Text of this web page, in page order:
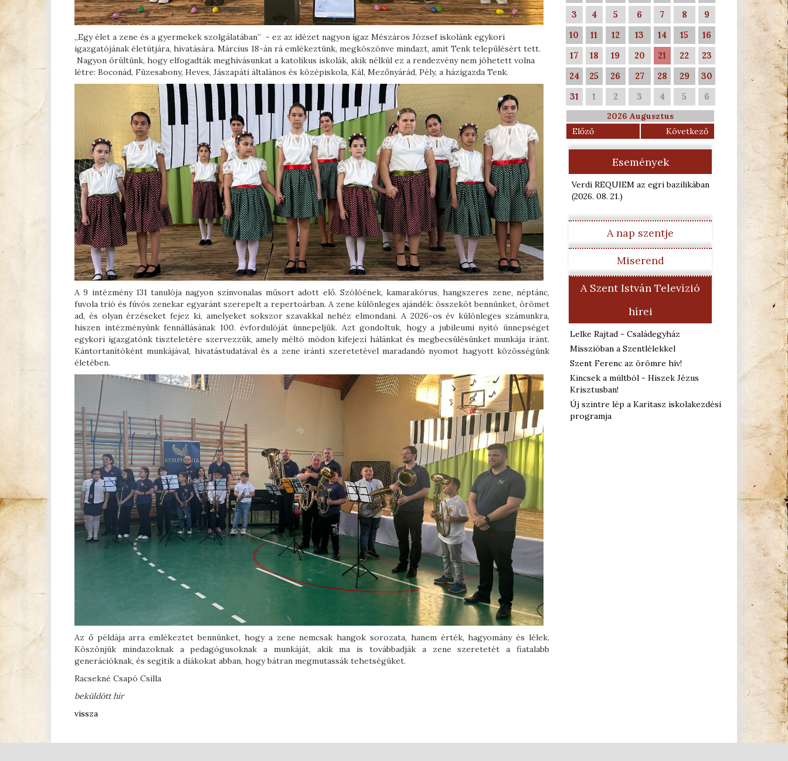
„Egy élet a zene és a gyermekek szolgálatában” - ez az idézet nagyon igaz Mészáros József iskolánk egykori
igazgatójának életútjára, hivatására. Március 18-án rá emlékeztünk, megköszönve mindazt, amit Tenk településért tett.
Nagyon örültünk, hogy elfogadták meghívásunkat a katolikus iskolák, akik nélkül ez a rendezvény nem jöhetett volna
létre: Boconád, Füzesabony, Heves, Jászapáti általános és középiskola, Kál, Mezőnyárád, Pély, a házigazda Tenk.
A 9 intézmény 131 tanulója nagyon színvonalas műsort adott elő. Szólóének, kamarakórus, hangszeres zene, néptánc,
fuvola trió és fúvós zenekar egyaránt szerepelt a repertoárban. A zene különleges ajándék: összeköt bennünket, örömet
ad, és olyan érzéseket fejez ki, amelyeket sokszor szavakkal nehéz elmondani. A 2026-os év különleges számunkra,
hiszen intézményünk fennállásának 100. évfordulóját ünnepeljük. Azt gondoltuk, hogy a jubileumi nyitó ünnepséget
egykori igazgatónk tiszteletére szervezzük, amely méltó módon kifejezi hálánkat és megbecsülésünket munkája iránt.
Kántortanítóként munkájával, hivatástudatával és a zene iránti szeretetével maradandó nyomot hagyott közösségünk
életében.
Az ő példája arra emlékeztet bennünket, hogy a zene nemcsak hangok sorozata, hanem érték, hagyomány és lélek.
Köszönjük mindazoknak a pedagógusoknak a munkáját, akik ma is továbbadják a zene szeretetét a fiatalabb
generációknak, és segítik a diákokat abban, hogy bátran megmutassák tehetségüket.
Racsekné Csapó Csilla
beküldött hír
vissza
3
4 5 6 7 8
9
10
11 12 13 14 15
16
17
18 19 20 21 22
23
24
25 26 27 28 29
30
31
1 2 3 4 5 6
2026 Augusztus
Előző
Következő
Események
Verdi REQUIEM az egri bazilikában
(2026. 08. 21.)
A nap szentje
Miserend
A Szent István Televízió
hírei
Lelke Rajtad - Családegyház
Misszióban a Szentlélekkel
Szent Ferenc az örömre hív!
Kincsek a múltból - Hiszek Jézus
Krisztusban!
Új szintre lép a Karitasz iskolakezdési
programja